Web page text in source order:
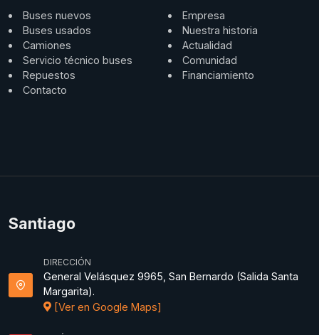
Buses nuevos
Buses usados
Camiones
Servicio técnico buses
Repuestos
Contacto
Empresa
Nuestra historia
Actualidad
Comunidad
Financiamiento
Santiago
DIRECCIÓN
General Velásquez 9965, San Bernardo (Salida Santa
Margarita).
[Ver en Google Maps]